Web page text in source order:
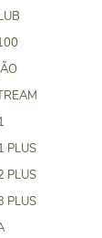
PLUS
PLUS
PLUS